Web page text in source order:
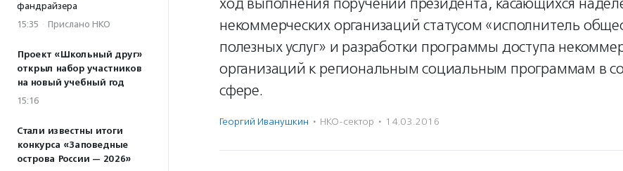
фандрайзера
15:35 · Прислано НКО
Проект «Школьный друг»
открыл набор участников
на новый учебный год
15:16
Стали известны итоги
конкурса «Заповедные
острова России — 2026»
некоммерческих организаций статусом «исполнитель
полезных услуг» и разработки программы доступа
организаций к региональным социальным программам в
сфере.
Георгий Иванушкин · НКО-сектор · 14.03.2016